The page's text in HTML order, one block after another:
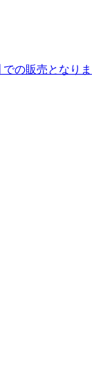
での販売となりま